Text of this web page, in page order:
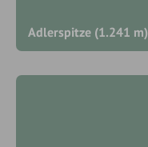
Adlerspitze (1.241 m)